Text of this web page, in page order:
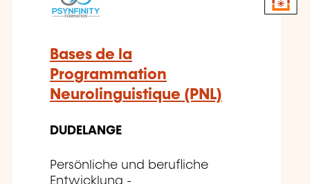
Bases de la
Programmation
Neurolinguistique (PNL)
DUDELANGE
Persönliche und berufliche
Entwicklung -